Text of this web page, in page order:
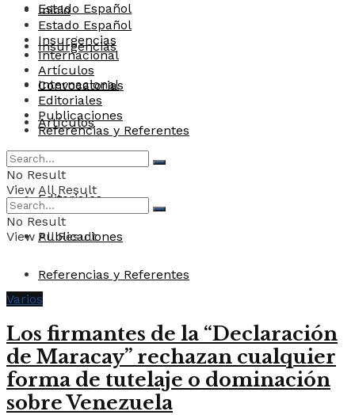
Estado Español
Insurgencias
Internacional
Artículos
Convocatorias
Editoriales
Publicaciones
Referencias y Referentes
Inicio
Estado Español
Insurgencias
Internacional
Artículos
Convocatorias
Editoriales
Publicaciones
Referencias y Referentes
No Result
View All Result
No Result
View All Result
Varios
Los firmantes de la “Declaración
de Maracay” rechazan cualquier
forma de tutelaje o dominación
sobre Venezuela